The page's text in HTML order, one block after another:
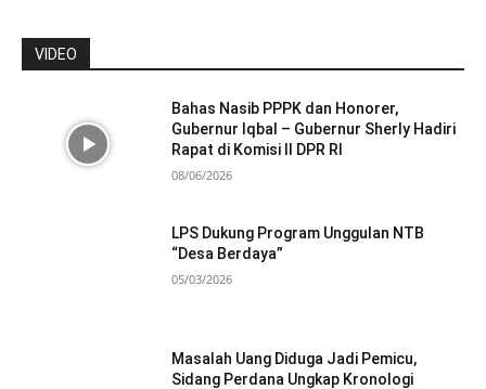
VIDEO
Bahas Nasib PPPK dan Honorer,
Gubernur Iqbal – Gubernur Sherly Hadiri
Rapat di Komisi II DPR RI
08/06/2026
LPS Dukung Program Unggulan NTB
“Desa Berdaya”
05/03/2026
Masalah Uang Diduga Jadi Pemicu,
Sidang Perdana Ungkap Kronologi